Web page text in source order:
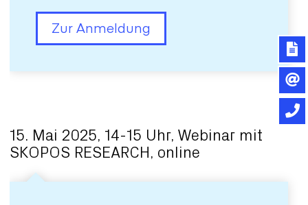
Zur Anmeldung
15. Mai 2025, 14-15 Uhr, Webinar mit
SKOPOS RESEARCH, online